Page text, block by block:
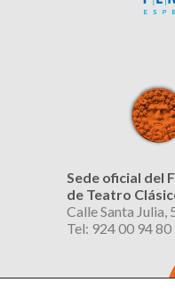
Sede oficial del
de Teatro
Calle Santa
Tel: 924 00 94 80